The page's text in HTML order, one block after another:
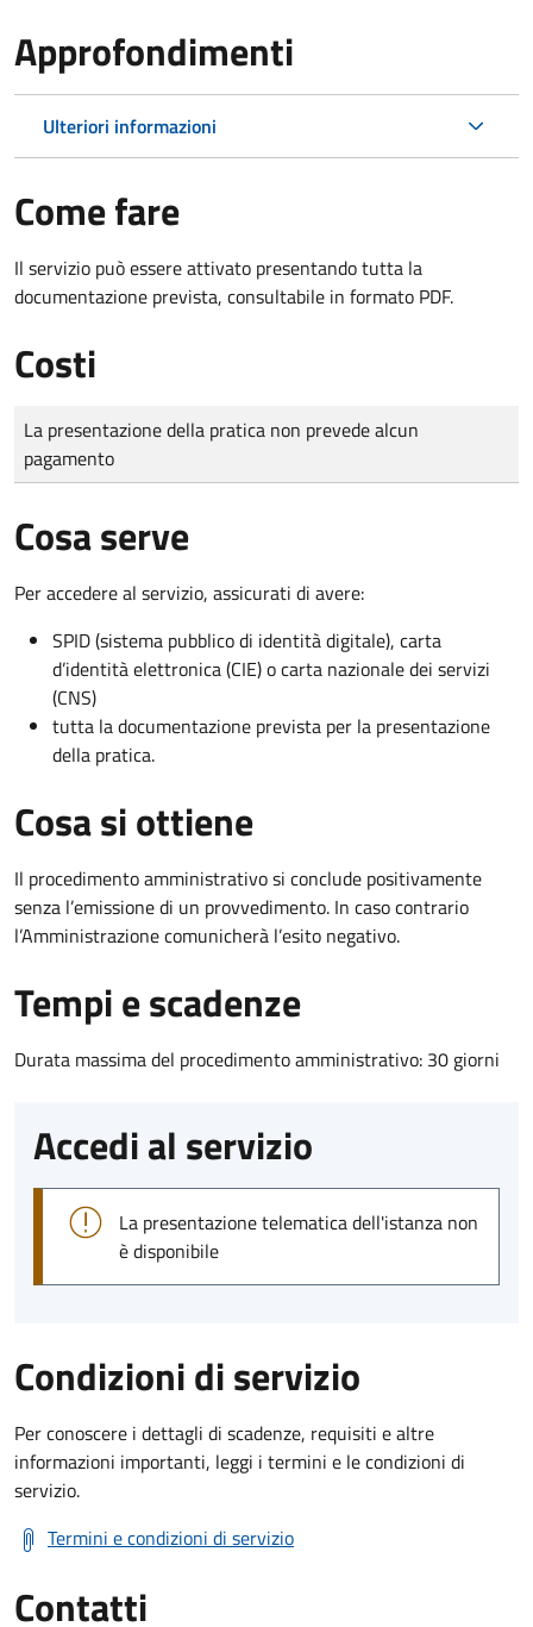
Approfondimenti
Ulteriori informazioni
Come fare
Il servizio può essere attivato presentando tutta la
documentazione prevista, consultabile in formato PDF.
Costi
Tipo di pagamento
Importo
La presentazione della pratica non prevede alcun
pagamento
Cosa serve
Per accedere al servizio, assicurati di avere:
SPID (sistema pubblico di identità digitale), carta
d’identità elettronica (CIE) o carta nazionale dei servizi
(CNS)
tutta la documentazione prevista per la presentazione
della pratica.
Cosa si ottiene
Il procedimento amministrativo si conclude positivamente
senza l’emissione di un provvedimento. In caso contrario
l’Amministrazione comunicherà l’esito negativo.
Tempi e scadenze
Durata massima del procedimento amministrativo: 30 giorni
Accedi al servizio
La presentazione telematica dell'istanza non
è disponibile
Condizioni di servizio
Per conoscere i dettagli di scadenze, requisiti e altre
informazioni importanti, leggi i termini e le condizioni di
servizio.
Termini e condizioni di servizio
Contatti